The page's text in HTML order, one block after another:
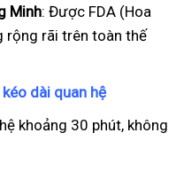
Minh: Được FDA (Hoa
rộng rãi trên toàn thế
dài quan hệ
khoảng 30 phút, không